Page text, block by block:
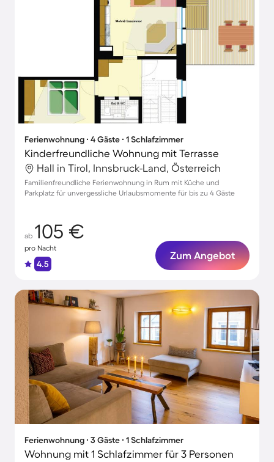
Ferienwohnung ∙ 4 Gäste ∙ 1 Schlafzimmer
Kinderfreundliche Wohnung mit Terrasse
Hall in Tirol, Innsbruck-Land, Österreich
Familienfreundliche Ferienwohnung in Rum mit Küche und
Parkplatz für unvergessliche Urlaubsmomente für bis zu 4 Gäste
ab 105 €
pro Nacht
4.5
Zum Angebot
Ferienwohnung ∙ 3 Gäste ∙ 1 Schlafzimmer
Wohnung mit 1 Schlafzimmer für 3 Personen